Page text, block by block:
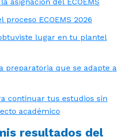
proceso ECOEMS 2026
lugar en tu plantel
preparatoria que se adapte a
continuar tus estudios sin
académico
resultados del